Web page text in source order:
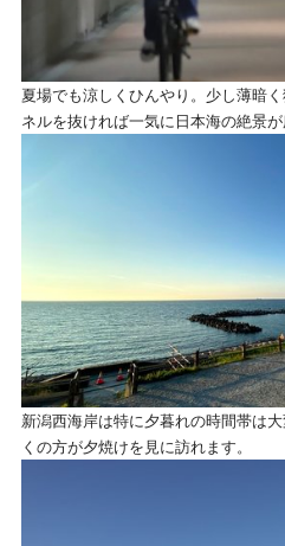
夏場でも涼しくひんやり。少し薄暗
ネルを抜ければ一気に日本海の絶景が
新潟西海岸は特に夕暮れの時間帯は
くの方が夕焼けを見に訪れます。